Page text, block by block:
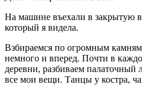
На машине въехали в закрытую
который я видела.
Взбираемся по огромным
немного и вперед. Почти в
деревни, разбиваем палаточный
все мои вещи. Танцы у костра,